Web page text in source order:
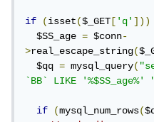
if (isset($_GET ['q']))
  $SS_age
= $conn-
>real_escape_string(
  $qq
= mysql_query(
`BB` LIKE '%$SS_age%'
if (mysql_num_rows(